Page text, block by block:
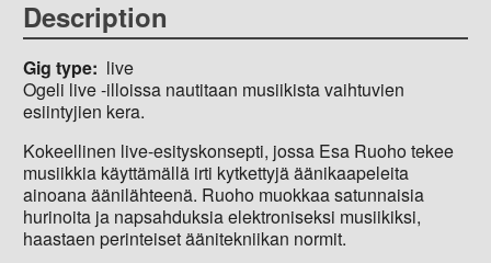
Description
Gig type
live
Ogeli live -illoissa nautitaan musiikista vaihtuvien
esiintyjien kera.
Kokeellinen live-esityskonsepti, jossa Esa Ruoho tekee
musiikkia käyttämällä irti kytkettyjä äänikaapeleita
ainoana äänilähteenä. Ruoho muokkaa satunnaisia
hurinoita ja napsahduksia elektroniseksi musiikiksi,
haastaen perinteiset äänitekniikan normit.